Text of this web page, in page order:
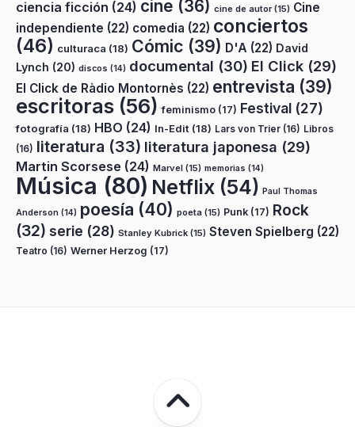
ciencia ficción (24) cine (36) cine de autor(15) Cine
independiente (22) comedia (22) conciertos
(46) culturaca (18) Cómic (39) D'A (22) David
Lynch (20) discos (14) documental (30) El Click (29)
El Click de Ràdio Montornès (22) entrevista (39)
escritoras (56) feminismo (17) Festival (27)
fotografía (18) HBO (24) In-Edit (18) Lars von Trier (16) Libros
(16) literatura (33) literatura japonesa (29)
Martin Scorsese (24) Marvel (15) memorias (14)
Música (80) Netflix (54) Paul Thomas
Anderson (14) poesía (40) poeta (15) Punk (17) Rock
(32) serie (28) Stanley Kubrick (15) Steven Spielberg (22)
Teatro (16) Werner Herzog (17)